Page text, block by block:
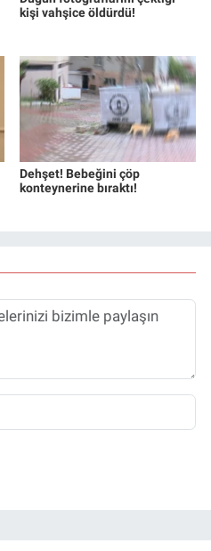
kişi vahşice öldürdü!
Dehşet! Bebeğini çöp
konteynerine bıraktı!